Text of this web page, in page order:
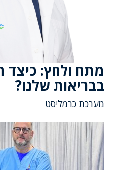
מתח ולחץ: כיצד
בבריאות שלנו?
מערכת כרמליסט